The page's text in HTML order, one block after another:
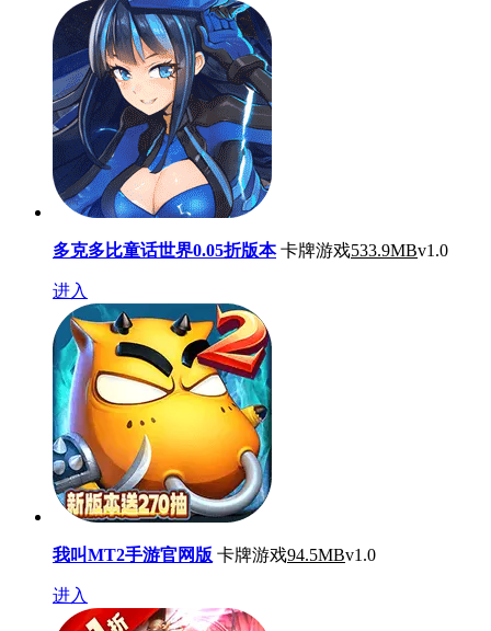
多克多比童话世界0.05折版本 卡牌游戏533.9MBv1.0
进入
我叫MT2手游官网版 卡牌游戏94.5MBv1.0
进入